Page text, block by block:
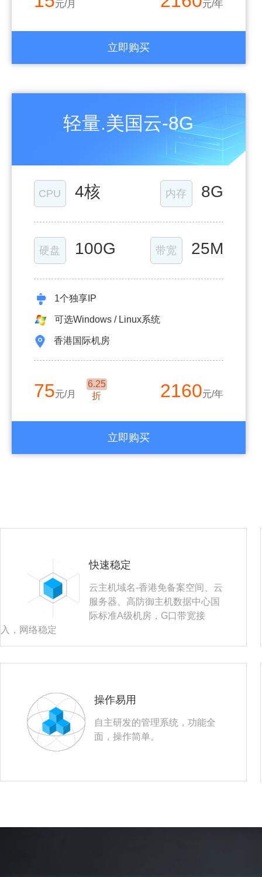
元/月 元/年
立即购买
轻量.美国云-8G
CPU 4核 内存 8G
硬盘 100G 带宽 25M
1个独享IP
可选Windows / Linux系统
香港国际机房
6.25
折
75元/月 2160元/年
立即购买
快速稳定
云主机域名-香港免备案空间、云
服务器、高防御主机数据中心国
际标准A级机房，G口带宽接
入，网络稳定
操作易用
自主研发的管理系统，功能全
面，操作简单。